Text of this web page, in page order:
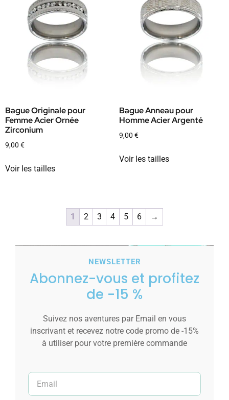
Bague Originale pour
Femme Acier Ornée
Zirconium
9,00 €
Voir les tailles
Bague Anneau pour
Homme Acier Argenté
9,00 €
Voir les tailles
1 2 3 4 5 6 →
NEWSLETTER
Abonnez-vous et profitez
de -15 %
Suivez nos aventures par Email en vous
inscrivant et recevez notre code promo de -15%
à utiliser pour votre première commande